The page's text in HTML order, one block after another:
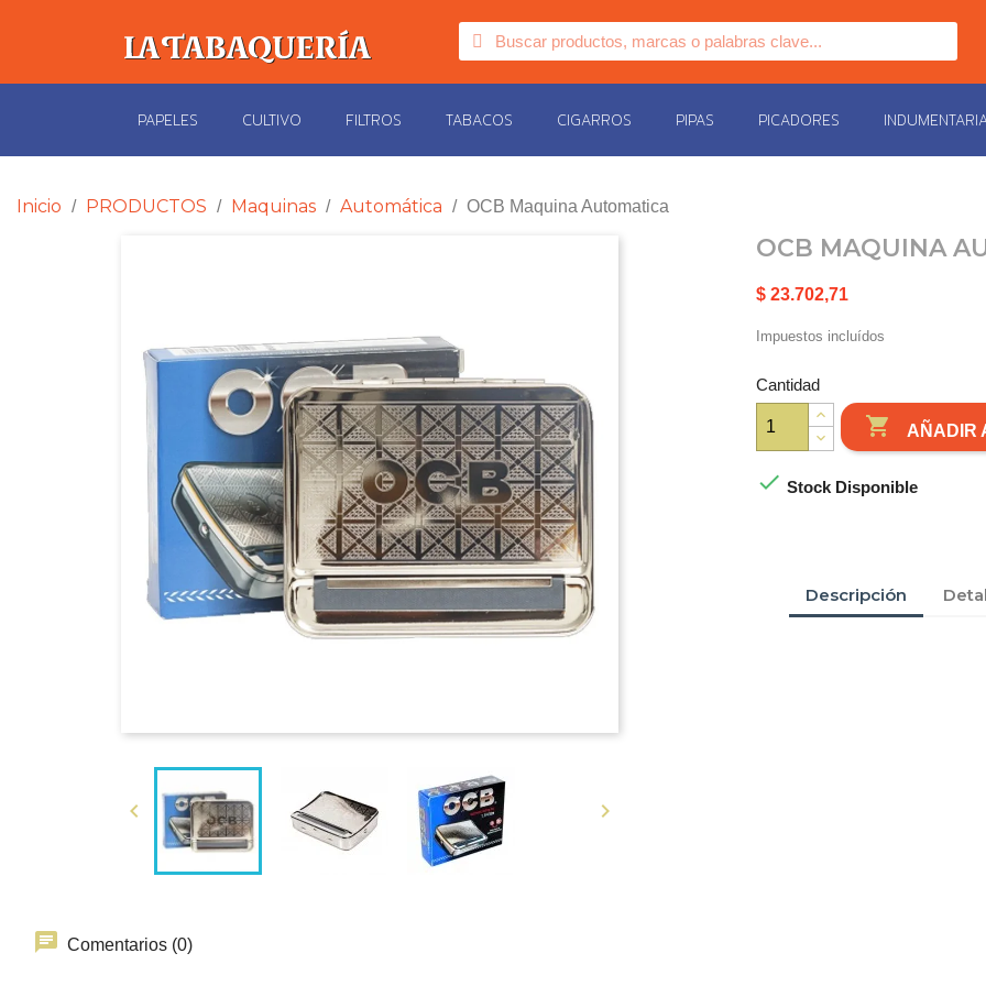
PAPELES CULTIVO FILTROS TABACOS CIGARROS PIPAS PICADORES
Inicio PRODUCTOS Maquinas Automática OCB Maquina Automatica
 
OCB MAQUINA
$ 23.702,71
Impuestos incluídos
Cantidad
 AÑADIR
 Stock Disponible
Descripción
Comentarios (0)